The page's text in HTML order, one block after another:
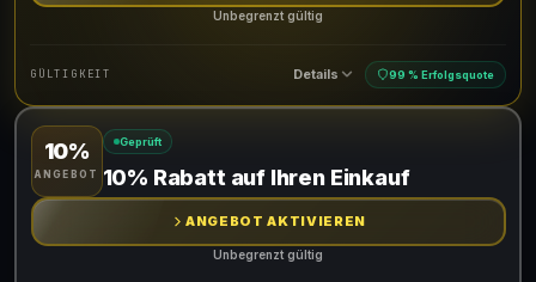
Unbegrenzt gültig
GÜLTIGKEIT Details 99 % Erfolgsquote
Gültig für teilnehmende Produkte
10%
ANGEBOT
Geprüft
10% Rabatt auf Ihren Einkauf
ANGEBOT AKTIVIEREN
Unbegrenzt gültig